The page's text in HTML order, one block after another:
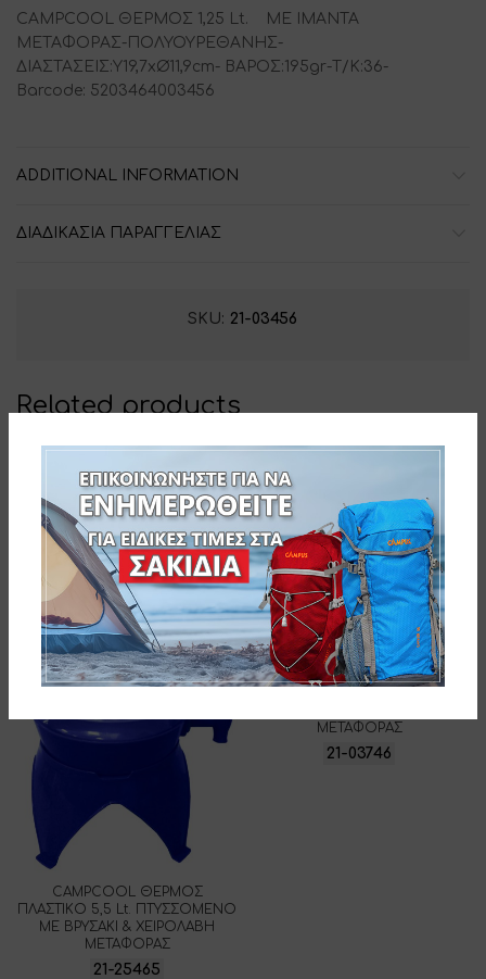
CAMPCOOL ΘΕΡΜΟΣ 1,25 Lt. ΜΕ ΙΜΑΝΤΑ
ΜΕΤΑΦΟΡΑΣ-ΠΟΛΥΟΥΡΕΘΑΝΗΣ-
ΔΙΑΣΤΑΣΕΙΣ:Y19,7xØ11,9cm- ΒΑΡΟΣ:195gr-Τ/Κ:36-
Barcode: 5203464003456
ADDITIONAL INFORMATION
ΔΙΑΔΙΚΑΣΙΑ ΠΑΡΑΓΓΕΛΙΑΣ
SKU: 21-03456
Related products
CAMPCOOL ΘΕΡΜΟΣ
ΠΛΑΣΤΙΚΟ 5,5 Lt. ΠΤΥΣΣΟΜΕΝΟ
ΜΕ ΒΡΥΣΑΚΙ & ΧΕΙΡΟΛΑΒΗ
ΜΕΤΑΦΟΡΑΣ
21-25465
ΜΕΤΑΦΟΡΑΣ
21-03746